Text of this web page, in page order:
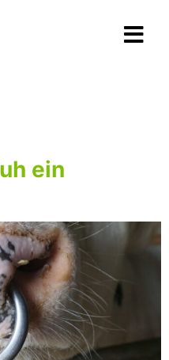
ein